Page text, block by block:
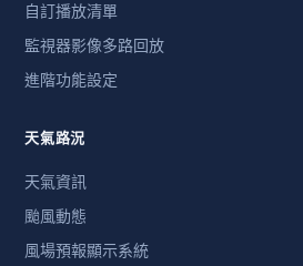
自訂播放清單
監視器影像多路回放
進階功能設定
天氣路況
天氣資訊
颱風動態
風場預報顯示系統